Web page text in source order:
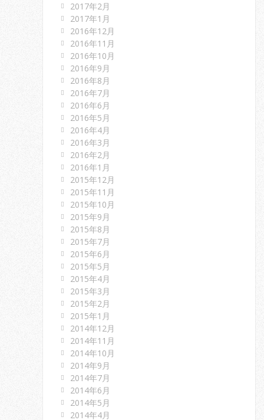
2017年2月
2017年1月
2016年12月
2016年11月
2016年10月
2016年9月
2016年8月
2016年7月
2016年6月
2016年5月
2016年4月
2016年3月
2016年2月
2016年1月
2015年12月
2015年11月
2015年10月
2015年9月
2015年8月
2015年7月
2015年6月
2015年5月
2015年4月
2015年3月
2015年2月
2015年1月
2014年12月
2014年11月
2014年10月
2014年9月
2014年7月
2014年6月
2014年5月
2014年4月